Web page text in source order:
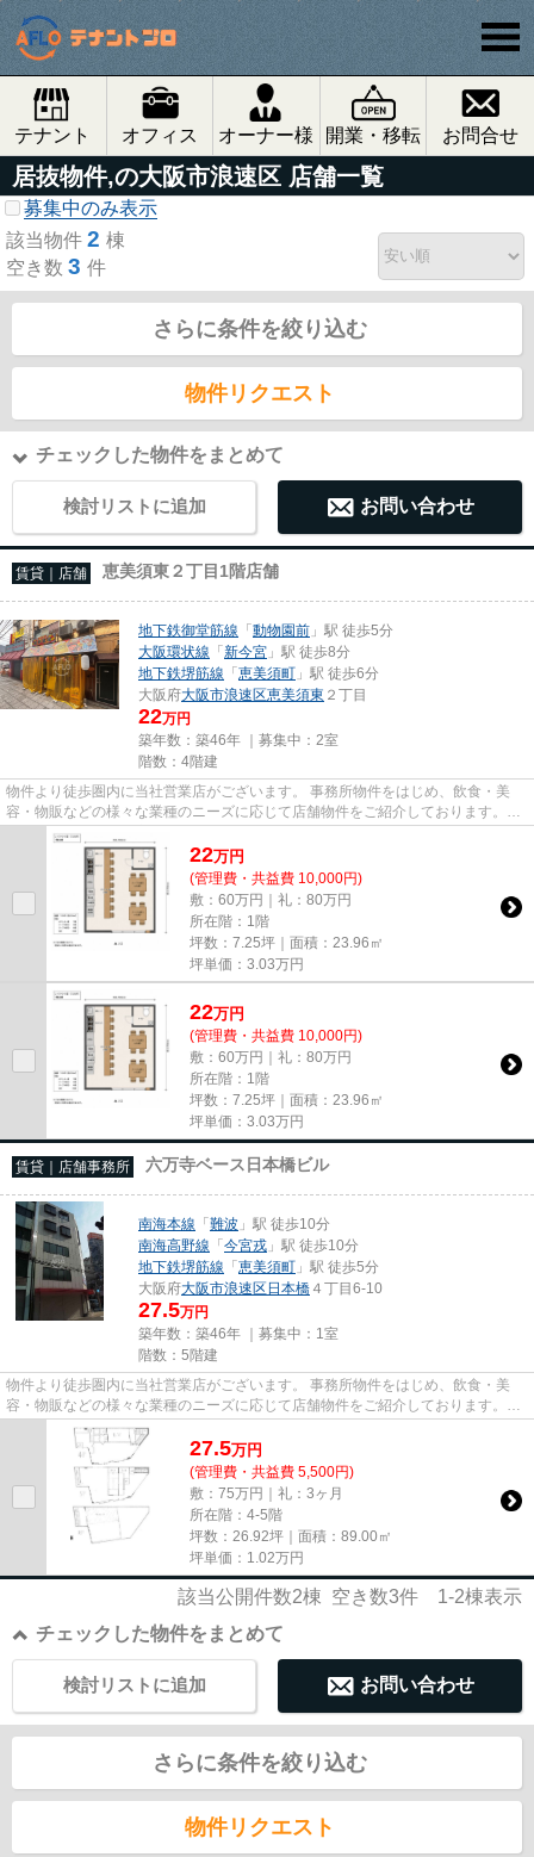
テナント オフィス オーナー様 開業・移転 お問合せ
居抜物件,の大阪市浪速区 店舗一覧
募集中のみ表示
該当物件 2 棟
空き数 3 件
さらに条件を絞り込む
物件リクエスト
チェックした物件をまとめて
検討リストに追加 お問い合わせ
賃貸｜店舗 恵美須東２丁目1階店舗
地下鉄御堂筋線 「動物園前 」駅 徒歩5分
大阪環状線 「新今宮 」駅 徒歩8分
地下鉄堺筋線 「恵美須町 」駅 徒歩6分
大阪府大阪市浪速区恵美須東 ２丁目
22万円
築年数：築46年 ｜募集中： 2室
階数：4階建
物件より徒歩圏内に当社営業店がございます。 事務所物件をはじめ、飲食・美
容・物販などの様々な業種のニーズに応じて店舗物件をご紹介しております。
尚、弊社ではおとり広告は一切...
22万円
(管理費・共益費 10,000円)
敷：60万円｜礼：80万円
所在階：1階
坪数：7.25坪｜面積：23.96㎡
坪単価： 3.03万円
22万円
(管理費・共益費 10,000円)
敷：60万円｜礼：80万円
所在階：1階
坪数：7.25坪｜面積：23.96㎡
坪単価： 3.03万円
賃貸｜店舗事務所 六万寺ベース日本橋ビル
南海本線 「難波 」駅 徒歩10分
南海高野線 「今宮戎 」駅 徒歩10分
地下鉄堺筋線 「恵美須町 」駅 徒歩5分
大阪府大阪市浪速区日本橋 ４丁目6-10
27.5万円
築年数：築46年 ｜募集中： 1室
階数：5階建
物件より徒歩圏内に当社営業店がございます。 事務所物件をはじめ、飲食・美
容・物販などの様々な業種のニーズに応じて店舗物件をご紹介しております。
尚、弊社ではおとり広告は一切...
27.5万円
(管理費・共益費 5,500円)
敷：75万円｜礼：3ヶ月
所在階：4-5階
坪数：26.92坪｜面積：89.00㎡
坪単価： 1.02万円
該当公開件数2棟 空き数3件 1-2棟表示
チェックした物件をまとめて
お問い合わせ
検討リストに追加
さらに条件を絞り込む
物件リクエスト